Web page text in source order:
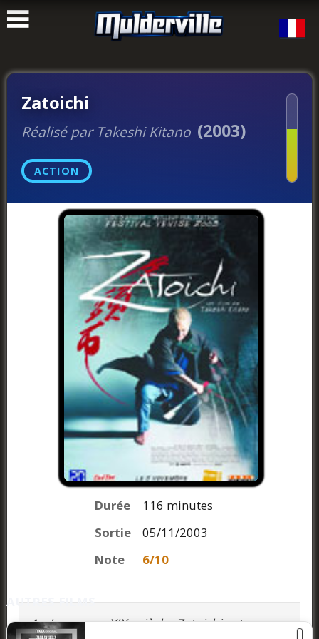
ࠑ
Zatoichi
Réalisé par Takeshi Kitano (2003)
ACTION
Durée
116 minutes
Sortie
05/11/2003
Note
6/10
Au Japon, au XIXe siècle, Zatoichi est un
AUTRES FILMS